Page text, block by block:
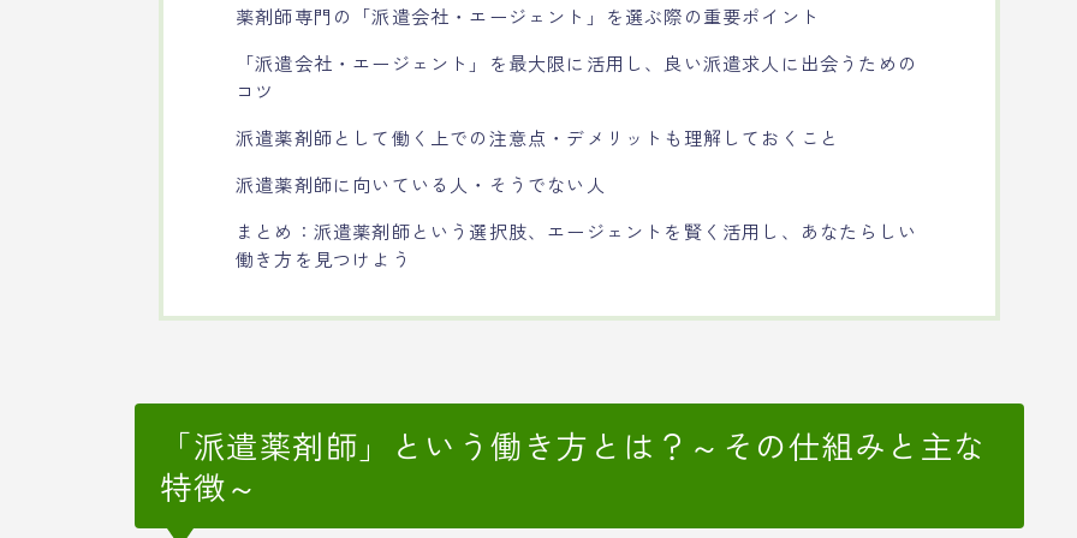
薬剤師専門の「派遣会社・エージェント」を選ぶ際の重要ポイント
「派遣会社・エージェント」を最大限に活用し、良い派遣求人に出会うための
コツ
派遣薬剤師として働く上での注意点・デメリットも理解しておくこと
派遣薬剤師に向いている人・そうでない人
まとめ：派遣薬剤師という選択肢、エージェントを賢く活用し、あなたらしい
働き方を見つけよう
「派遣薬剤師」という働き方とは？～その仕組みと主な
特徴～